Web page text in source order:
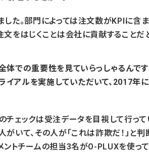
した。部門によっては注文数がKPIに含
文をはじくことは会社に貢献することだ
体での重要性を見ていらっしゃるんです
イアルを実施していただいて、2017年
チェックは受注データを目視して行っ
いて、その人が「これは詐欺だ！」と判
ントチームの担当3名がO-PLUXを使っ